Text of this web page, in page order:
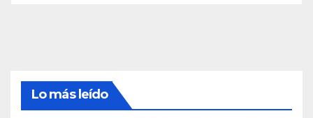
Lo más leído